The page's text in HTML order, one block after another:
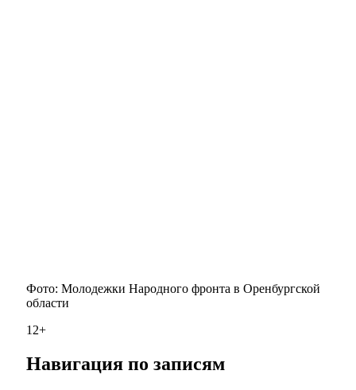
Фото: Молодежки Народного фронта в Оренбургской
области
12+
Навигация по записям